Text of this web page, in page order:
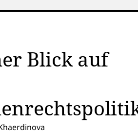
Blick auf